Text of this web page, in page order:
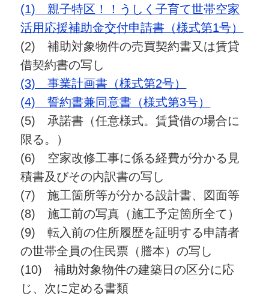
(1) 親子特区！！うしく子育て世帯空家
活用応援補助金交付申請書（様式第1号）
(2) 補助対象物件の売買契約書又は賃貸
借契約書の写し
(3) 事業計画書（様式第2号）
(4) 誓約書兼同意書（様式第3号）
(5) 承諾書（任意様式。賃貸借の場合に
限る。）
(6) 空家改修工事に係る経費が分かる見
積書及びその内訳書の写し
(7) 施工箇所等が分かる設計書、図面等
(8) 施工前の写真（施工予定箇所全て）
(9) 転入前の住所履歴を証明する申請者
の世帯全員の住民票（謄本）の写し
(10) 補助対象物件の建築日の区分に応
じ、次に定める書類